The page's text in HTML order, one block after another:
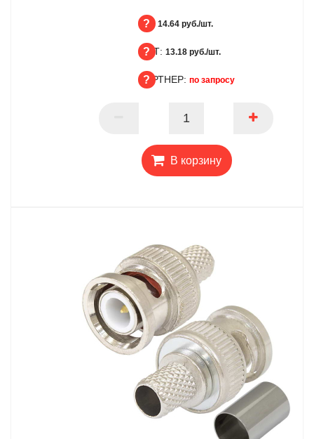
БЦ: 14.64 руб./шт.
ОПТ: 13.18 руб./шт.
ПАРТНЕР: по запросу
В корзину